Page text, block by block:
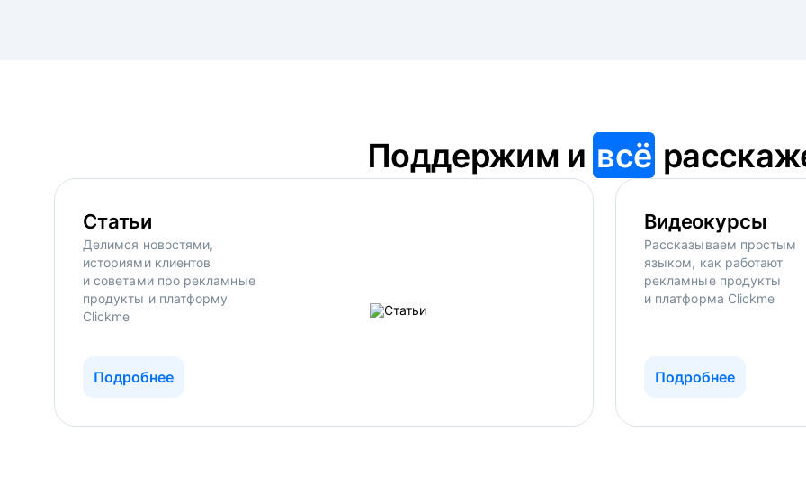
Поддержим и всё
Статьи
Делимся новостями,
историями клиентов
и советами про рекламные
продукты и платформу
Clickme
Подробнее
Видеокурсы
Рассказываем простым
языком, как работают
рекламные продукты
и платформа Clickme
Подробнее